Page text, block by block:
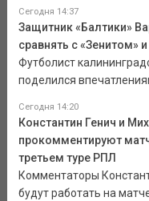
Сегодня 14:37
Защитник «Балтики»
сравнять с «Зенитом»
Футболист
поделился
Сегодня 14:20
Константин Генич и
прокомментируют
третьем туре РПЛ
Комментаторы
будут работать на